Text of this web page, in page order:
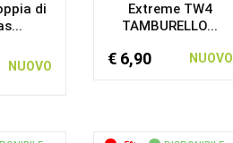
di
NUOVO
Extreme TW4
TAMBURELLO...
€ 6,90 NUOVO